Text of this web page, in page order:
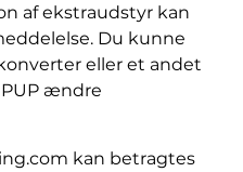
af ekstraudstyr kan
Du kunne
eller et andet
ændre
kan betragtes